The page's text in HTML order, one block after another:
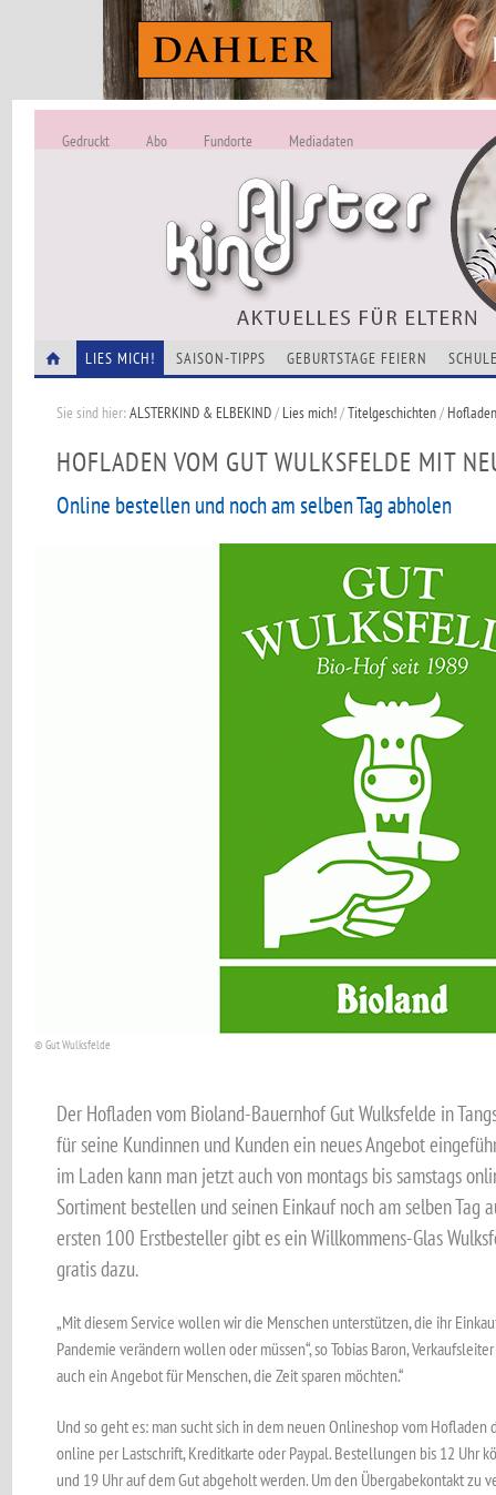
ALSTERKIND -
Alles Neu
Gedruckt Abo Fundorte Mediadaten
LIES MICH! SAISON-TIPPS GEBURTSTAGE FEIERN
Sie sind hier:ALSTERKIND & ELBEKIND/Lies mich!/Titelgeschichten/
HOFLADEN VOM GUT WULKSFELDE MIT
Online bestellen und noch am selben Tag abholen
© Gut Wulksfelde
Der Hofladen vom Bioland-Bauernhof Gut Wulksfelde in
für seine Kundinnen und Kunden ein neues Angebot
im Laden kann man jetzt auch von montags bis samstags
Sortiment bestellen und seinen Einkauf noch am selben Tag
ersten 100 Erstbesteller gibt es ein Willkommens-Glas
gratis dazu.
„Mit diesem Service wollen wir die Menschen unterstützen, die ihr
Pandemie verändern wollen oder müssen“, so Tobias Baron,
auch ein Angebot für Menschen, die Zeit sparen möchten.“
Und so geht es: man sucht sich in dem neuen Onlineshop vom Hofladen
online per Lastschrift, Kreditkarte oder Paypal. Bestellungen bis 12 Uhr
und 19 Uhr auf dem Gut abgeholt werden. Um den Übergabekontakt zu